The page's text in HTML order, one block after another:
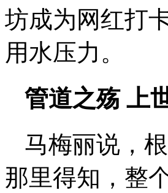
坊成为网红打
用水压力。
管道之殇 上
马梅丽说，
那里得知，整